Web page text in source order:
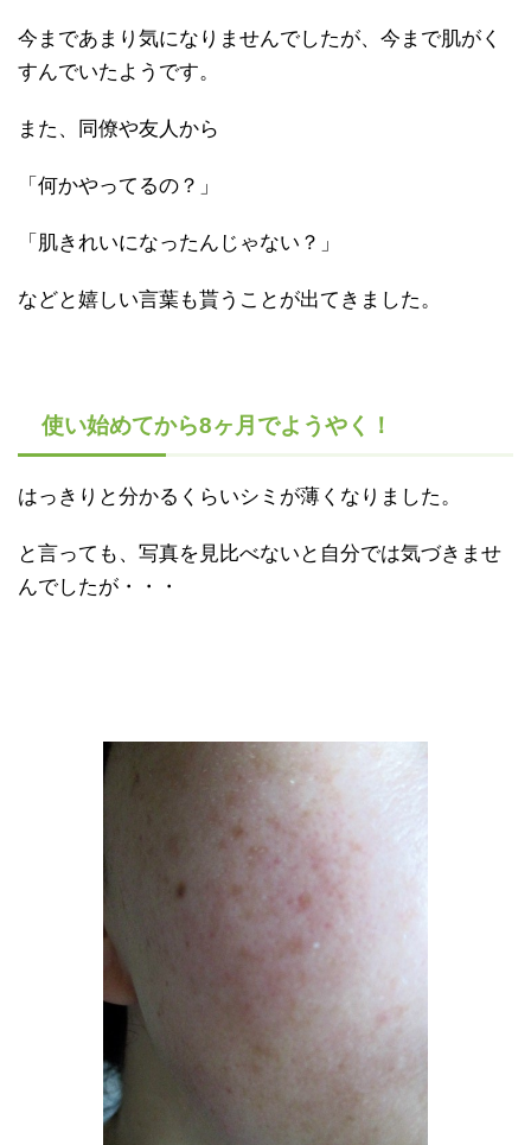
今まであまり気になりませんでしたが、今まで肌がく
すんでいたようです。
また、同僚や友人から
「何かやってるの？」
「肌きれいになったんじゃない？」
などと嬉しい言葉も貰うことが出てきました。
使い始めてから8ヶ月でようやく！
はっきりと分かるくらいシミが薄くなりました。
と言っても、写真を見比べないと自分では気づきませ
んでしたが・・・